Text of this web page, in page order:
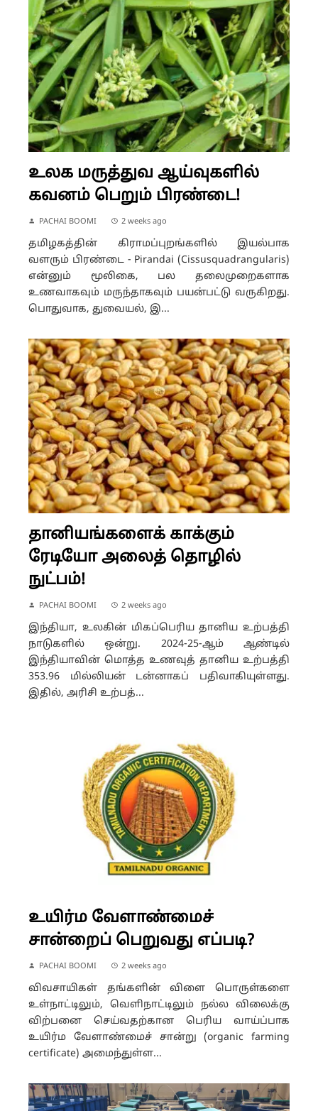
உலக மருத்துவ ஆய்வுகளில்
கவனம் பெறும் பிரண்டை!
PACHAI BOOMI 2 weeks ago
தமிழகத்தின் கிராமப்புறங்களில் இயல்பாக
வளரும் பிரண்டை - Pirandai (Cissusquadrangularis)
என்னும் மூலிகை, பல தலைமுறைகளாக
உணவாகவும் மருந்தாகவும் பயன்பட்டு வருகிறது.
பொதுவாக, துவையல், இ...
தானியங்களைக் காக்கும்
ரேடியோ அலைத் தொழில்
நுட்பம்!
PACHAI BOOMI 2 weeks ago
இந்தியா, உலகின் மிகப்பெரிய தானிய உற்பத்தி
நாடுகளில் ஒன்று. 2024-25-ஆம் ஆண்டில்
இந்தியாவின் மொத்த உணவுத் தானிய உற்பத்தி
353.96 மில்லியன் டன்னாகப் பதிவாகியுள்ளது.
இதில், அரிசி உற்பத்...
உயிர்ம வேளாண்மைச்
சான்றைப் பெறுவது எப்படி?
PACHAI BOOMI 2 weeks ago
விவசாயிகள் தங்களின் விளை பொருள்களை
உள்நாட்டிலும், வெளிநாட்டிலும் நல்ல விலைக்கு
விற்பனை செய்வதற்கான பெரிய வாய்ப்பாக
உயிர்ம வேளாண்மைச் சான்று (organic farming
certificate) அமைந்துள்ள...